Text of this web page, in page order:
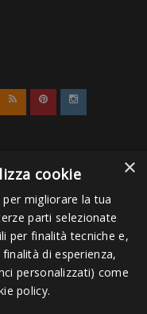
×
cookie
migliorare la tua
parti selezionate
per finalità tecniche e,
di esperienza,
personalizzati) come
policy.